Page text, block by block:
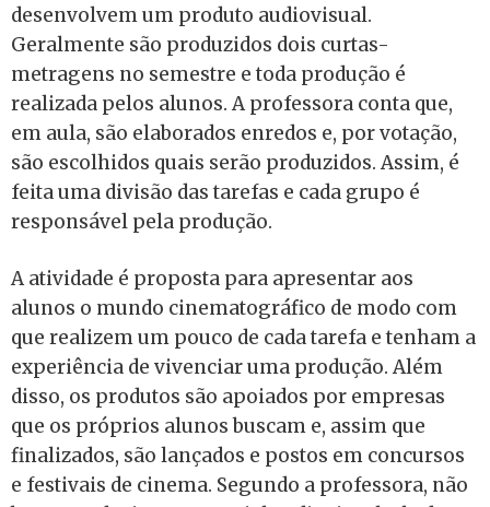
desenvolvem um produto audiovisual.
Geralmente são produzidos dois curtas-
metragens no semestre e toda produção é
realizada pelos alunos. A professora conta que,
em aula, são elaborados enredos e, por votação,
são escolhidos quais serão produzidos. Assim, é
feita uma divisão das tarefas e cada grupo é
responsável pela produção.
A atividade é proposta para apresentar aos
alunos o mundo cinematográfico de modo com
que realizem um pouco de cada tarefa e tenham a
experiência de vivenciar uma produção. Além
disso, os produtos são apoiados por empresas
que os próprios alunos buscam e, assim que
finalizados, são lançados e postos em concursos
e festivais de cinema. Segundo a professora, não